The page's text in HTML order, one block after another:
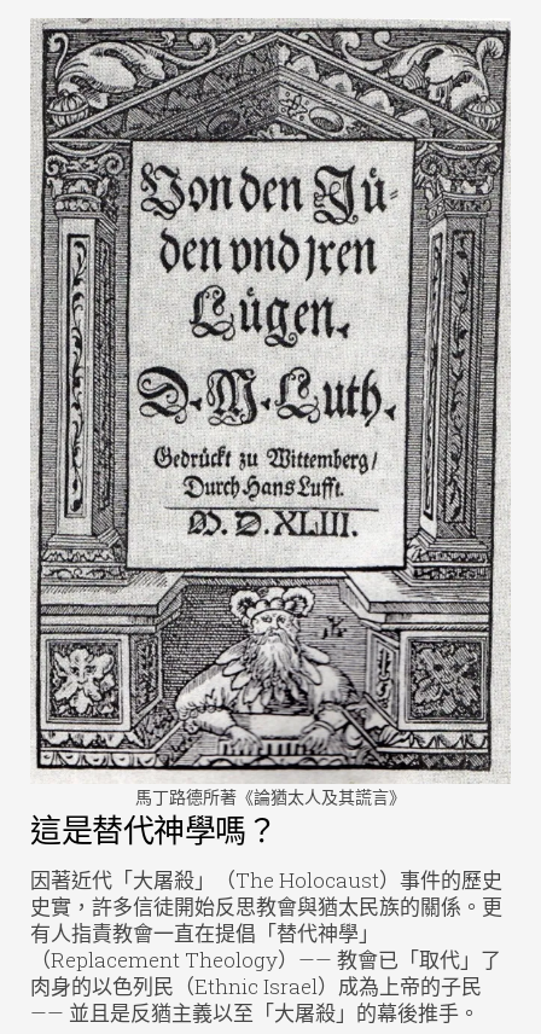
馬丁路德所著《論猶太人及其謊言》
這是替代神學嗎？
因著近代「大屠殺」（The Holocaust）事件的歷史
史實，許多信徒開始反思教會與猶太民族的關係。更
有人指責教會一直在提倡「替代神學」
（Replacement Theology）—— 教會已「取代」了
肉身的以色列民（Ethnic Israel）成為上帝的子民
—— 並且是反猶主義以至「大屠殺」的幕後推手。